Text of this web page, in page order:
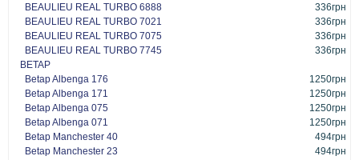
BEAULIEU REAL TURBO 6888
336грн
BEAULIEU REAL TURBO 7021
336грн
BEAULIEU REAL TURBO 7075
336грн
BEAULIEU REAL TURBO 7745
336грн
BETAP
Betap Albenga 176
1250грн
Betap Albenga 171
1250грн
Betap Albenga 075
1250грн
Betap Albenga 071
1250грн
Betap Manchester 40
494грн
Betap Manchester 23
494грн